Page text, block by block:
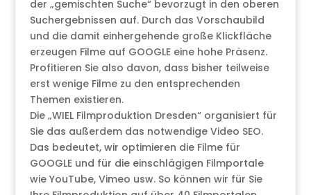
der „gemischten Suche“ bevorzugt in den oberen
Suchergebnissen auf. Durch das Vorschaubild
und die damit einhergehende große Klickfläche
erzeugen Filme auf GOOGLE eine hohe Präsenz.
Profitieren Sie also davon, dass bisher teilweise
erst wenige Filme zu den entsprechenden
Themen existieren.
Die „WIEL Filmproduktion Dresden“ organisiert für
Sie das außerdem das notwendige Video SEO.
Das bedeutet, wir optimieren die Filme für
GOOGLE und für die einschlägigen Filmportale
wie YouTube, Vimeo usw. So können wir für Sie